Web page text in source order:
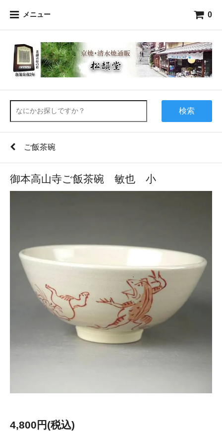
メニュー 0
検索
ご飯茶碗
御本高山寺ご飯茶碗 敏也 小
4,800円(税込)